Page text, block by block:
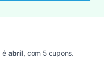
é abril, com 5 cupons.